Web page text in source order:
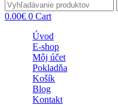
0.00€ 0 Cart
Úvod
E-shop
Môj účet
Pokladňa
Košík
Blog
Kontakt